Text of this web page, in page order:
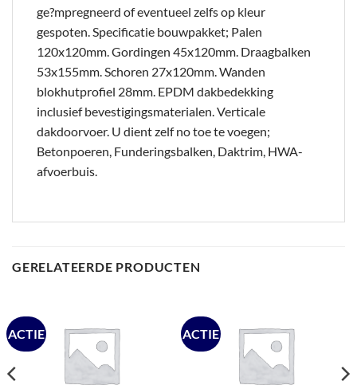
ge?mpregneerd of eventueel zelfs op kleur
gespoten. Specificatie bouwpakket; Palen
120x120mm. Gordingen 45x120mm. Draagbalken
53x155mm. Schoren 27x120mm. Wanden
blokhutprofiel 28mm. EPDM dakbedekking
inclusief bevestigingsmaterialen. Verticale
dakdoorvoer. U dient zelf no toe te voegen;
Betonpoeren, Funderingsbalken, Daktrim, HWA-
afvoerbuis.
GERELATEERDE PRODUCTEN
ACTIE ACTIE